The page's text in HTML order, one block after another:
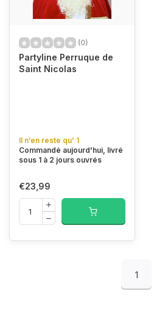
(0)
Partyline Perruque de
Saint Nicolas
Il n’en reste qu’ 1
Commandé aujourd'hui, livré
sous 1 à 2 jours ouvrés
€23,99
1